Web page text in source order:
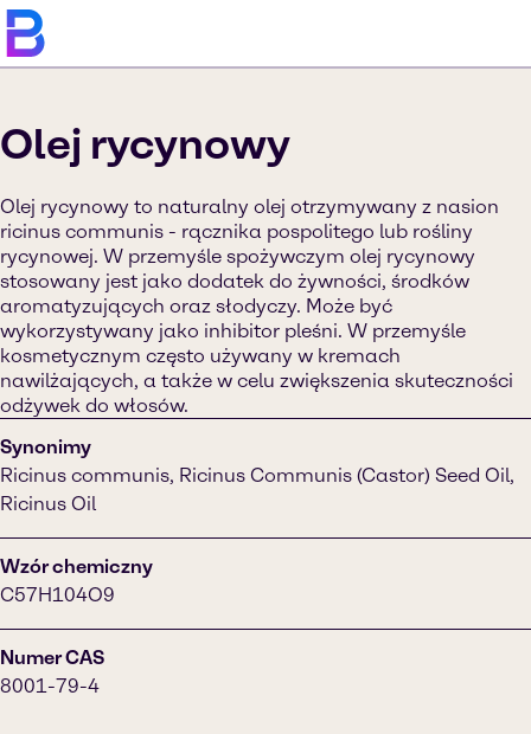
Olej rycynowy
Olej rycynowy to naturalny olej otrzymywany z nasion
ricinus communis - rącznika pospolitego lub rośliny
rycynowej. W przemyśle spożywczym olej rycynowy
stosowany jest jako dodatek do żywności, środków
aromatyzujących oraz słodyczy. Może być
wykorzystywany jako inhibitor pleśni. W przemyśle
kosmetycznym często używany w kremach
nawilżających, a także w celu zwiększenia skuteczności
odżywek do włosów.
Synonimy
Ricinus communis, Ricinus Communis (Castor) Seed Oil,
Ricinus Oil
Wzór chemiczny
C57H104O9
Numer CAS
8001-79-4